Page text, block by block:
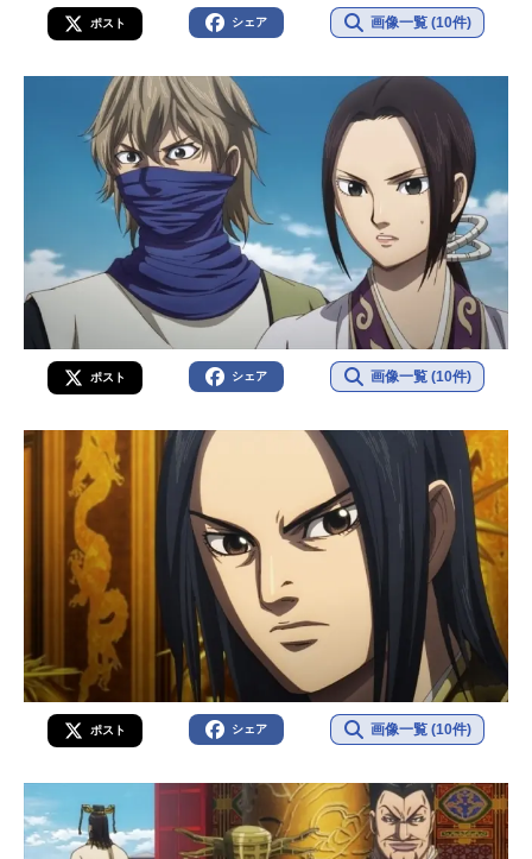
ポスト シェア 画像一覧 (10件)
ポスト シェア 画像一覧 (10件)
ポスト シェア 画像一覧 (10件)